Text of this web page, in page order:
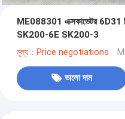
ME088301 এক্সকাভেটর 6D31
SK200-6E SK200-3
মূল্য：Price negotiations
ভালো দাম